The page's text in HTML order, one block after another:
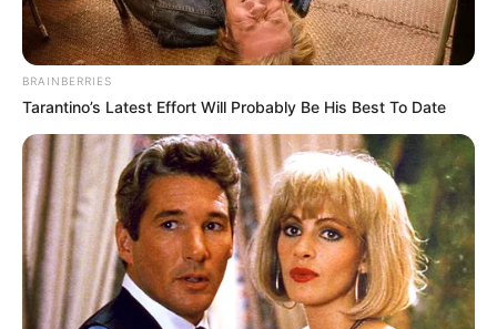
MANTÉNGASE EN ALERTA
Tenemos todas las noticias que le
interesan. Para estar bien informado, por
favor, active las notificaciones de Alerta.
ACTIVAR AHORA
BRAINBERRIES
Tarantino’s Latest Effort Will Probably Be His Best To Date